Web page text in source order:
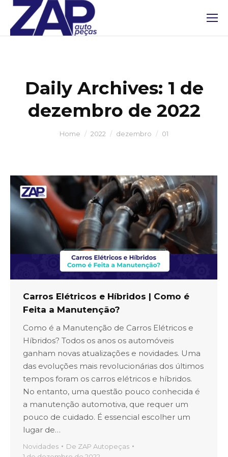
Daily Archives: 1 de
dezembro de 2022
You are here:Home 2022 dezembro 01
Carros Elétricos e Híbridos | Como é
Feita a Manutenção?
Como é a Manutenção de Carros Elétricos e
Híbridos? Todos os anos os automóveis
ganham novas atualizações e novidades. Uma
das evoluções mais revolucionárias dos últimos
tempos foram os carros elétricos e híbridos.
No entanto, uma questão pouco conhecida é
a manutenção automotiva, que requer um
pouco de cuidado. É essencial escolher um
lugar de…
Novidades De ZAP Autopeças